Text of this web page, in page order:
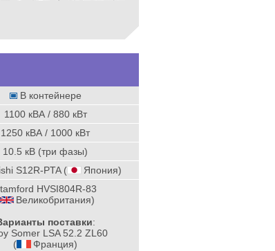
В контейнере
1100 кВА / 880 кВт
1250 кВА / 1000 кВт
10.5 кВ (три фазы)
S12R-PTA ( Япония)
HVSI804R-83
Великобритания)
поставки:
Somer LSA 52.2 ZL60
(
Франция)